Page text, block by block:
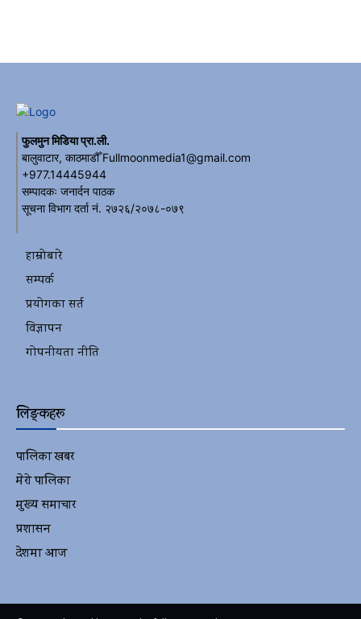
फुलमुन मिडिया प्रा.ली.
बालुवाटार, काठमाडौँ Fullmoonmedia1@gmail.com
+977.14445944
सम्पादकः जनार्दन पाठक
सूचना विभाग दर्ता नं. २७२६/२०७८-०७९
हाम्रोबारे
सम्पर्क
प्रयोगका सर्त
विज्ञापन
गोपनीयता नीति
लिङ्कहरू
पालिका खबर
मेरो पालिका
मुख्य समाचार
प्रशासन
देशमा आज